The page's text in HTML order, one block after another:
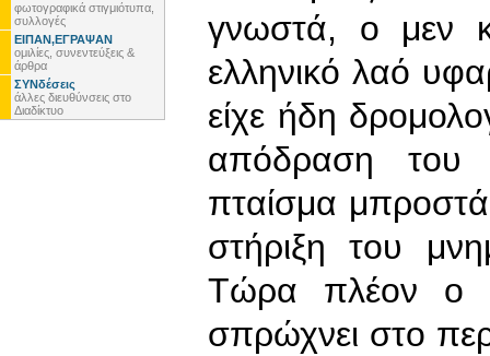
φωτογραφικά στιγμιότυπα,
συλλογές
ΕΙΠΑΝ,ΕΓΡΑΨΑΝ
ομιλίες, συνεντεύξεις &
άρθρα
ΣΥΝδέσεις
άλλες διευθύνσεις στο
Διαδίκτυο
γνωστά, ο μεν
ελληνικό λαό
είχε ήδη
απόδραση του
πταίσμα
στήριξη του
Τώρα πλέον ο
σπρώχνει στο